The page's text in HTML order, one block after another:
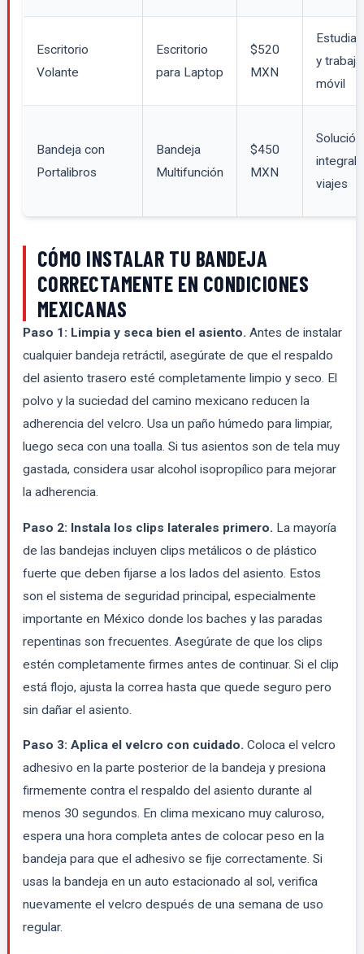
Escritorio
Volante
Escritorio
para Laptop
$520
MXN
y trabajo
móvil
Bandeja con
Portalibros
Bandeja
Multifunción
$450
MXN
Solución
integral
viajes
CÓMO INSTALAR TU BANDEJA
CORRECTAMENTE EN CONDICIONES
MEXICANAS
Paso 1: Limpia y seca bien el asiento. Antes de instalar
cualquier bandeja retráctil, asegúrate de que el respaldo
del asiento trasero esté completamente limpio y seco. El
polvo y la suciedad del camino mexicano reducen la
adherencia del velcro. Usa un paño húmedo para limpiar,
luego seca con una toalla. Si tus asientos son de tela muy
gastada, considera usar alcohol isopropílico para mejorar
la adherencia.
Paso 2: Instala los clips laterales primero. La mayoría
de las bandejas incluyen clips metálicos o de plástico
fuerte que deben fijarse a los lados del asiento. Estos
son el sistema de seguridad principal, especialmente
importante en México donde los baches y las paradas
repentinas son frecuentes. Asegúrate de que los clips
estén completamente firmes antes de continuar. Si el clip
está flojo, ajusta la correa hasta que quede seguro pero
sin dañar el asiento.
Paso 3: Aplica el velcro con cuidado. Coloca el velcro
adhesivo en la parte posterior de la bandeja y presiona
firmemente contra el respaldo del asiento durante al
menos 30 segundos. En clima mexicano muy caluroso,
espera una hora completa antes de colocar peso en la
bandeja para que el adhesivo se fije correctamente. Si
usas la bandeja en un auto estacionado al sol, verifica
nuevamente el velcro después de una semana de uso
regular.